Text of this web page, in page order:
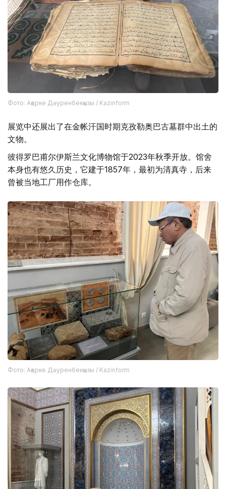
Фото: Ақерке Дәуренбекқызы / Kazinform
展览中还展出了在金帐汗国时期克孜勒奥巴古墓群中出土的
文物。
彼得罗巴甫尔伊斯兰文化博物馆于2023年秋季开放。馆舍
本身也有悠久历史，它建于1857年，最初为清真寺，后来
曾被当地工厂用作仓库。
Фото: Ақерке Дәуренбекқызы / Kazinform